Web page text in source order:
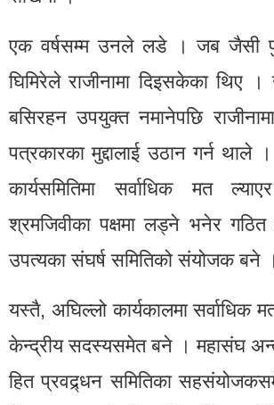
एक वर्षसम्म उनले लडे । जब जैसी
घिमिरेले राजीनामा दिइसकेका थिए
बसिरहन उपयुक्त नमानेपछि
पत्रकारका मुद्दालाई उठान गर्न थाले
कार्यसमितिमा सर्वाधिक मत
श्रमजिवीका पक्षमा लड्ने भनेर
उपत्यका संघर्ष समितिको संयोजक बने ।
यस्तै, अघिल्लो कार्यकालमा सर्वाधिक
केन्द्रीय सदस्यसमेत बने । महासंघ
हित प्रवद्र्धन समितिका